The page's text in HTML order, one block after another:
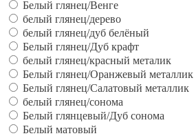
Белый глянец/Венге
белый глянец/дерево
белый глянец/дуб белёный
Белый глянец/Дуб крафт
белый глянец/красный металик
Белый глянец/Оранжевый металлик
Белый глянец/Салатовый металлик
белый глянец/сонома
Белый глянцевый/Дуб сонома
Белый матовый